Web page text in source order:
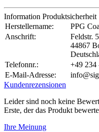
Information Produktsicherheit
Herstellername:
PPG
Anschrift:
Feldstr.
44867
Telefonnr.:
+49 234
E-Mail-Adresse:
Kundenrezensionen
Leider sind noch keine
Erste, der das Produkt
Ihre Meinung